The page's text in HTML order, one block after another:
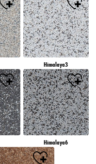
Himalaya3
Himalaya6